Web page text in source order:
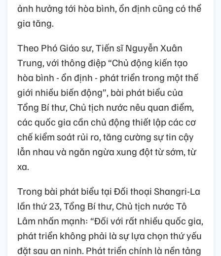
ảnh hưởng tới hòa bình, ổn định cũng có thể
gia tăng.
Theo Phó Giáo sư, Tiến sĩ Nguyễn Xuân
Trung, với thông điệp “Chủ động kiến tạo
hòa bình - ổn định - phát triển trong một thế
giới nhiều biến động”, bài phát biểu của
Tổng Bí thư, Chủ tịch nước nêu quan điểm,
các quốc gia cần chủ động thiết lập các cơ
chế kiểm soát rủi ro, tăng cường sự tin cậy
lẫn nhau và ngăn ngừa xung đột từ sớm, từ
xa.
Trong bài phát biểu tại Đối thoại Shangri-La
lần thứ 23, Tổng Bí thư, Chủ tịch nước Tô
Lâm nhấn mạnh: “Đối với rất nhiều quốc gia,
phát triển không phải là sự lựa chọn thứ yếu
đặt sau an ninh. Phát triển chính là nền tảng